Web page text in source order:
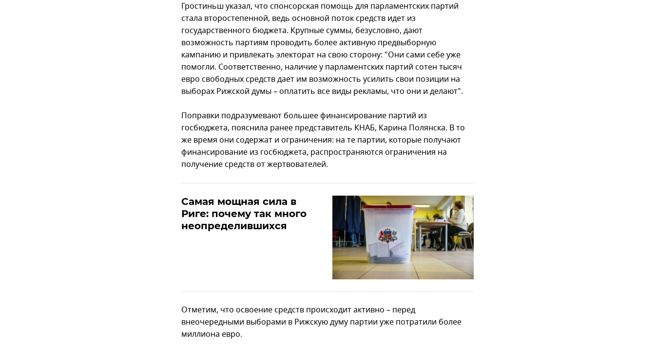
Гростиньш указал, что спонсорская помощь для парламентских партий
стала второстепенной, ведь основной поток средств идет из
государственного бюджета. Крупные суммы, безусловно, дают
возможность партиям проводить более активную предвыборную
кампанию и привлекать электорат на свою сторону: "Они сами себе уже
помогли. Соответственно, наличие у парламентских партий сотен тысяч
евро свободных средств дает им возможность усилить свои позиции на
выборах Рижской думы – оплатить все виды рекламы, что они и делают".
Поправки подразумевают большее финансирование партий из
госбюджета, пояснила ранее представитель КНАБ, Карина Полянска. В то
же время они содержат и ограничения: на те партии, которые получают
финансирование из госбюджета, распространяются ограничения на
получение средств от жертвователей.
Самая мощная сила в
Риге: почему так много
неопределившихся
Отметим, что освоение средств происходит активно – перед
внеочередными выборами в Рижскую думу партии уже потратили более
миллиона евро.